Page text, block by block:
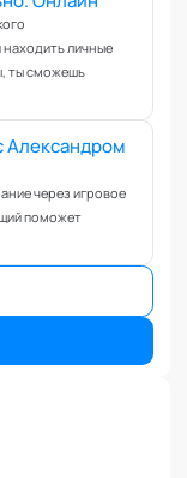
личные
ты сможешь
Александром
через игровое
поможет